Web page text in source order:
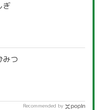
ぎ
みつ
Recommended by